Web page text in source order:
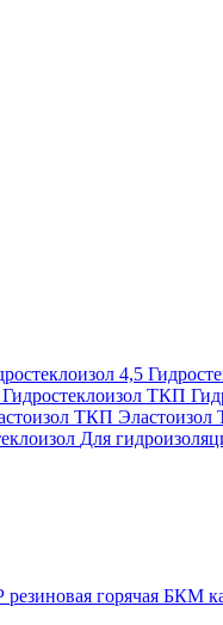
4,5
Гидростеклоизол ТКП
ТКП
Для
горячая БКМ